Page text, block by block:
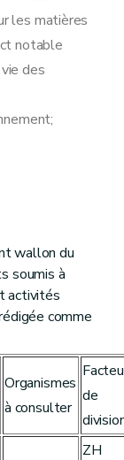
les matières
notable
des
wallon du
soumis à
activités
comme
Organismes
à consulter
de
ZH